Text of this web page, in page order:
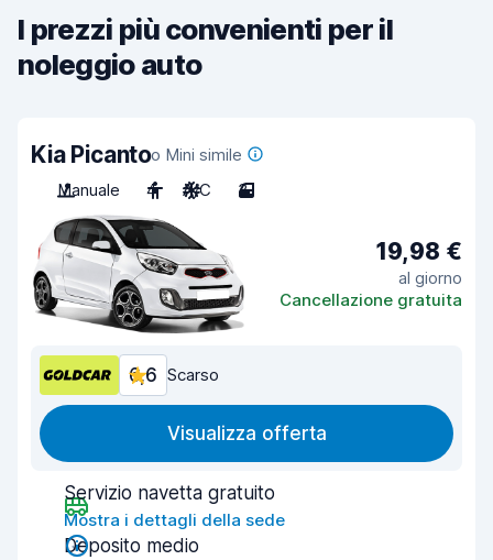
I prezzi più convenienti per il
noleggio auto
Kia Picantoo Mini simile
Manuale
4 A/C 3
19,98 €
al giorno
Cancellazione gratuita
6,6 Scarso
Visualizza offerta
Servizio navetta gratuito
Mostra i dettagli della sede
Deposito medio